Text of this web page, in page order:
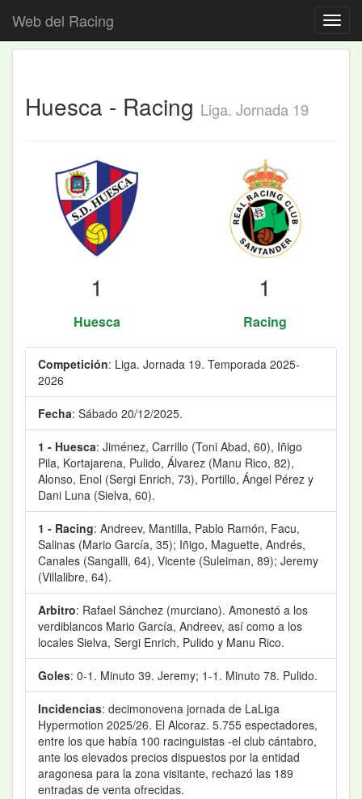
Web del Racing
Huesca - Racing Liga. Jornada 19
1 1
Huesca Racing
Competición: Liga. Jornada 19. Temporada 2025-
2026
Fecha: Sábado 20/12/2025.
1 - Huesca: Jiménez, Carrillo (Toni Abad, 60), Iñigo
Pila, Kortajarena, Pulido, Álvarez (Manu Rico, 82),
Alonso, Enol (Sergi Enrich, 73), Portillo, Ángel Pérez y
Dani Luna (Sielva, 60).
1 - Racing: Andreev, Mantilla, Pablo Ramón, Facu,
Salinas (Mario García, 35); Iñigo, Maguette, Andrés,
Canales (Sangalli, 64), Vicente (Suleiman, 89); Jeremy
(Villalibre, 64).
Arbitro: Rafael Sánchez (murciano). Amonestó a los
verdiblancos Mario García, Andreev, así como a los
locales Sielva, Sergi Enrich, Pulido y Manu Rico.
Goles: 0-1. Minuto 39. Jeremy; 1-1. Minuto 78. Pulido.
Incidencias: decimonovena jornada de LaLiga
Hypermotion 2025/26. El Alcoraz. 5.755 espectadores,
entre los que había 100 racinguistas -el club cántabro,
ante los elevados precios dispuestos por la entidad
aragonesa para la zona visitante, rechazó las 189
entradas de venta ofrecidas.